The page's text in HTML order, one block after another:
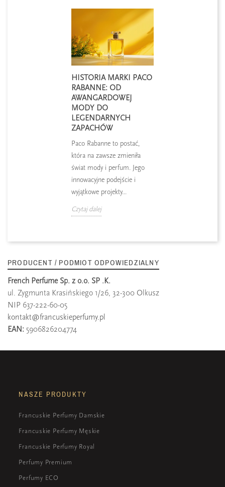
HISTORIA MARKI PACO
RABANNE: OD
AWANGARDOWEJ
MODY DO
LEGENDARNYCH
ZAPACHÓW
Paco Rabanne to postać,
która na zawsze zmieniła
świat mody i perfum. Jego
innowacyjne podejście i
wyjątkowe projekty...
Czytaj dalej
PRODUCENT / PODMIOT ODPOWIEDZIALNY
French Perfume Sp. z o.o. SP .K.
ul. Zygmunta Krasińskiego 1/26, 32-300 Olkusz
NIP 637-222-60-05
kontakt@francuskieperfumy.pl
EAN: 5906826204774
NASZE PRODUKTY
Francuskie Perfumy Damskie
Francuskie Perfumy Męskie
Francuskie Perfumy Royal
Perfumy Premium
Perfumy ECO